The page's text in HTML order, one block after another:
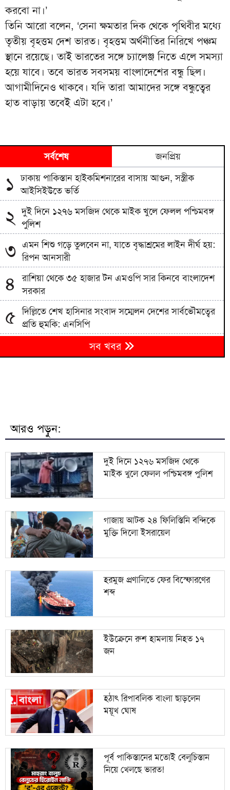
করবো না।’
তিনি আরো বলেন, ‘সেনা ক্ষমতার দিক থেকে পৃথিবীর মধ্যে
তৃতীয় বৃহত্তম দেশ ভারত। বৃহত্তম অর্থনীতির নিরিখে পঞ্চম
স্থানে রয়েছে। তাই ভারতের সঙ্গে চ্যালেঞ্জ নিতে এলে সমস্যা
হয়ে যাবে। তবে ভারত সবসময় বাংলাদেশের বন্ধু ছিল।
আগামীদিনেও থাকবে। যদি তারা আমাদের সঙ্গে বন্ধুত্বের
হাত বাড়ায় তবেই এটা হবে।’
সর্বশেষ জনপ্রিয়
১ ঢাকায় পাকিস্তান হাইকমিশনারের বাসায় আগুন, সস্ত্রীক
আইসিইউতে ভর্তি
২
দুই দিনে ১২৭৬ মসজিদ থেকে মাইক খুলে ফেলল পশ্চিমবঙ্গ
পুলিশ
৩ এমন শিশু গড়ে তুলবেন না, যাতে বৃদ্ধাশ্রমের লাইন দীর্ঘ হয়:
রিপন আনসারী
৪
রাশিয়া থেকে ৩৫ হাজার টন এমওপি সার কিনবে বাংলাদেশ
সরকার
৫ দিল্লিতে শেখ হাসিনার সংবাদ সম্মেলন দেশের সার্বভৌমত্বের
প্রতি হুমকি: এনসিপি
বিএনপিতে রাষ্ট্রপতি নির্বাচন ঘিরে নানা সমীকরণ, সিদ্ধান্ত
নেবেন তারেক রহমান
অপরাধে জড়িত গ্রেপ্তার ৪৩
৯ হাসিনা?
১০ দিল্লিকে কড়া বার্তা ঢাকার; ভারতের চোখ রাঙানির দিন কি
তবে শেষ?
সব খবর
আরও পড়ুন:
দুই দিনে ১২৭৬ মসজিদ থেকে
মাইক খুলে ফেলল পশ্চিমবঙ্গ পুলিশ
গাজায় আটক ২৪ ফিলিস্তিনি বন্দিকে
মুক্তি দিলো ইসরায়েল
হরমুজ প্রণালিতে ফের বিস্ফোরণের
শব্দ
ইউক্রেনে রুশ হামলায় নিহত ১৭
জন
হঠাৎ রিপাবলিক বাংলা ছাড়লেন
ময়ূখ ঘোষ
পূর্ব পাকিস্তানের মতোই বেলুচিস্তান
নিয়ে খেলছে ভারত!